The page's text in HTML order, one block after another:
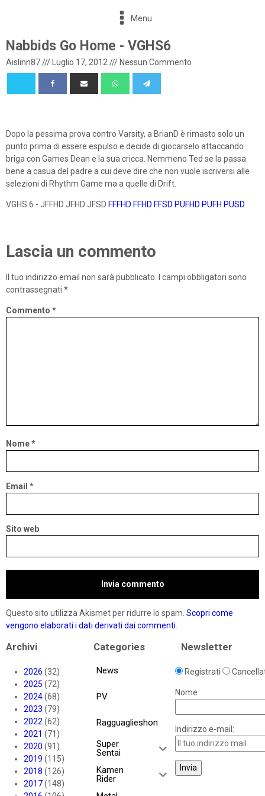
Menu
Nabbids Go Home - VGHS6
Aislinn87/// Luglio 17, 2012 /// Nessun Commento
Dopo la pessima prova contro Varsity, a BrianD è rimasto solo un
punto prima di essere espulso e decide di giocarselo attaccando
briga con Games Dean e la sua cricca. Nemmeno Ted se la passa
bene a casua del padre a cui deve dire che non vuole iscriversi alle
selezioni di Rhythm Game ma a quelle di Drift.
VGHS 6 - JFFHD JFHD JFSD FFFHD FFHD FFSD PUFHD PUFH PUSD
Lascia un commento
Il tuo indirizzo email non sarà pubblicato.
I campi obbligatori sono
contrassegnati *
Commento *
Nome*
Email *
Sito web
Questo sito utilizza Akismet per ridurre lo spam. Scopri come
vengono elaborati i dati derivati dai commenti.
Archivi
2026 (32)
2025 (72)
2024(68)
2023 (79)
2022(62)
2021 (71)
2020 (91)
2019 (115)
2018 (126)
2017(148)
Categories
News
PV
Ragguaglieshon
Super
Sentai
Kamen
Rider
Newsletter
Registrati
Nome
Indirizzo e-mail: